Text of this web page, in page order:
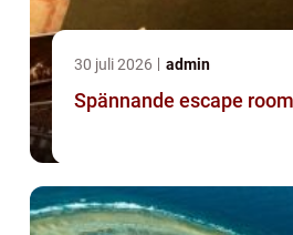
30 juli 2026 admin
Spännande escape